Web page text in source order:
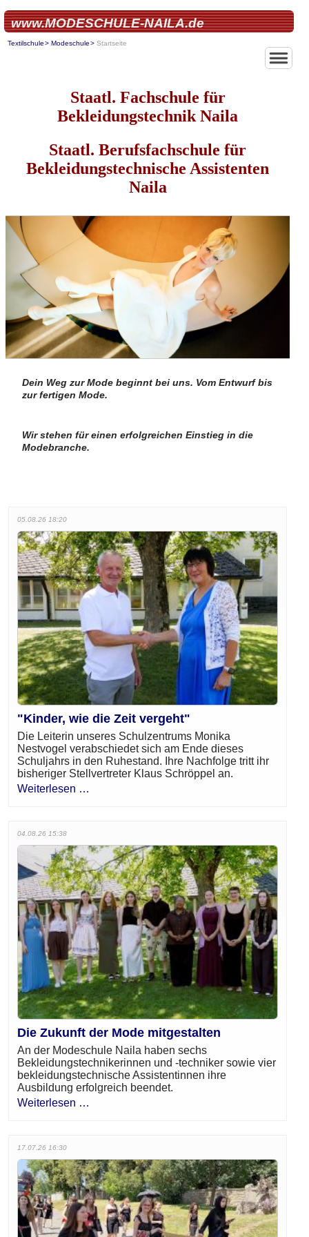
www.MODESCHULE-NAILA.de
Textilschule Modeschule Startseite
Staatl. Fachschule für
Bekleidungstechnik Naila
Staatl. Berufsfachschule für
Bekleidungstechnische Assistenten
Naila
Dein Weg zur Mode beginnt bei uns. Vom Entwurf bis
zur fertigen Mode.
Wir stehen für einen erfolgreichen Einstieg in die
Modebranche.
05.08.26 18:20
"Kinder, wie die Zeit vergeht"
Die Leiterin unseres Schulzentrums Monika
Nestvogel verabschiedet sich am Ende dieses
Schuljahrs in den Ruhestand. Ihre Nachfolge tritt ihr
bisheriger Stellvertreter Klaus Schröppel an.
Weiterlesen …
04.08.26 15:38
Die Zukunft der Mode mitgestalten
An der Modeschule Naila haben sechs
Bekleidungstechnikerinnen und -techniker sowie vier
bekleidungstechnische Assistentinnen ihre
Ausbildung erfolgreich beendet.
Weiterlesen …
17.07.26 16:30
Home